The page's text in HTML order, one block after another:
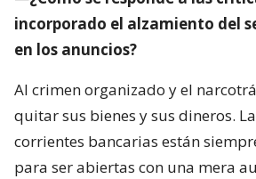
incorporado el alzamiento del
en los anuncios?
Al crimen organizado y el
quitar sus bienes y sus dineros.
corrientes bancarias están
para ser abiertas con una mera